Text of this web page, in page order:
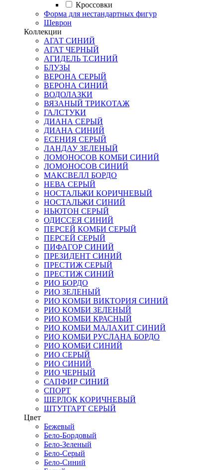
Кроссовки
Форма для нестандартных фигур
Шеврон
Коллекции
АГАТ СИНИЙ
АГАТ ЧЕРНЫЙ
АГИДЕЛЬ Т.СИНИЙ
БЛУЗЫ
ВЕРОНА СЕРЫЙ
ВЕРОНА СИНИЙ
ВОДОЛАЗКИ
ВЯЗАНЫЙ ТРИКОТАЖ
ГАЛСТУКИ
ДИАНА СЕРЫЙ
ДИАНА СИНИЙ
ЕСЕНИЯ СЕРЫЙ
ЛАНДАУ ЗЕЛЕНЫЙ
ЛОМОНОСОВ КОМБИ СИНИЙ
ЛОМОНОСОВ СИНИЙ
МАКСВЕЛЛ БОРДО
НЕВА СЕРЫЙ
НОСТАЛЬЖИ КОРИЧНЕВЫЙ
НОСТАЛЬЖИ СИНИЙ
НЬЮТОН СЕРЫЙ
ОДИССЕЯ СИНИЙ
ПЕРСЕЙ КОМБИ СЕРЫЙ
ПЕРСЕЙ СЕРЫЙ
ПИФАГОР СИНИЙ
ПРЕЗИДЕНТ СИНИЙ
ПРЕСТИЖ СЕРЫЙ
ПРЕСТИЖ СИНИЙ
РИО БОРДО
РИО ЗЕЛЕНЫЙ
РИО КОМБИ ВИКТОРИЯ СИНИЙ
РИО КОМБИ ЗЕЛЕНЫЙ
РИО КОМБИ КРАСНЫЙ
РИО КОМБИ МАЛАХИТ СИНИЙ
РИО КОМБИ РУСЛАНА БОРДО
РИО КОМБИ СИНИЙ
РИО СЕРЫЙ
РИО СИНИЙ
РИО ЧЕРНЫЙ
САПФИР СИНИЙ
СПОРТ
ШЕРЛОК КОРИЧНЕВЫЙ
ШТУТГАРТ СЕРЫЙ
Цвет
Бежевый
Бело-Бордовый
Бело-Зеленый
Бело-Серый
Бело-Синий